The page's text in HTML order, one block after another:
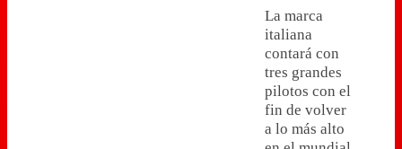
La marca
italiana
contará con
tres grandes
pilotos con el
fin de volver
a lo más alto